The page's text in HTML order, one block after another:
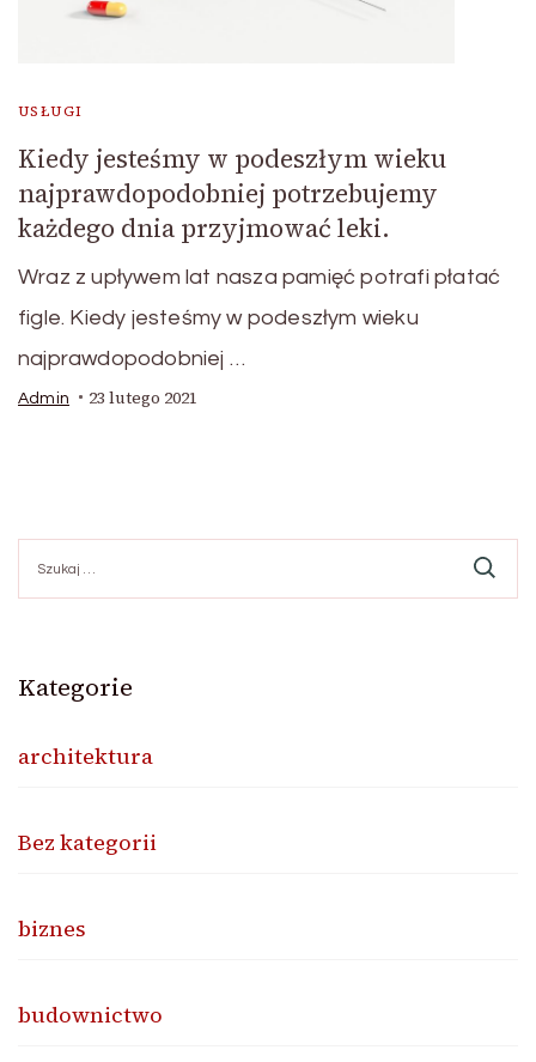
USŁUGI
Kiedy jesteśmy w podeszłym wieku
najprawdopodobniej potrzebujemy
każdego dnia przyjmować leki.
Wraz z upływem lat nasza pamięć potrafi płatać
figle. Kiedy jesteśmy w podeszłym wieku
najprawdopodobniej …
Admin 23 lutego 2021
Kategorie
architektura
Bez kategorii
biznes
budownictwo